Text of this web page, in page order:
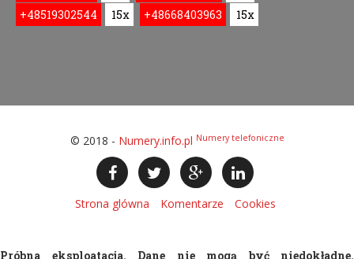
+48519302544
15x +48668403963 15x
© 2018 - Numery.info.pl Numery telefoniczne
Strona glówna Komentarze Cookies
Próbna eksploatacja. Dane nie mogą być niedokładne.